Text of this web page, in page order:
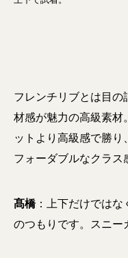
フレンチリブとは目の
材感が魅力の高級素材
ットより高級感で勝
フォーダブルなクラス
髙橋：上下だけではな
のつもりです。スニー